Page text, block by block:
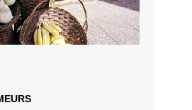
AU DEVIS